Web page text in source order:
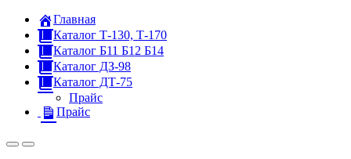
Главная
Каталог Т-130, Т-170
Каталог Б11 Б12 Б14
Каталог ДЗ-98
Каталог ДТ-75
Прайс
Прайс